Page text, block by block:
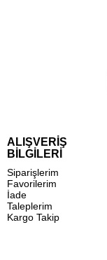
ALIŞVERİŞ
BİLGİLERİ
Siparişlerim
Favorilerim
İade
Taleplerim
Kargo Takip